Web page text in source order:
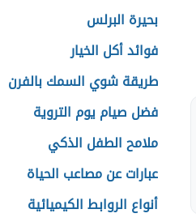
بحيرة البرلس
فوائد أكل الخيار
طريقة شوي السمك بالفرن
فضل صيام يوم التروية
ملامح الطفل الذكي
عبارات عن مصاعب الحياة
أنواع الروابط الكيميائية